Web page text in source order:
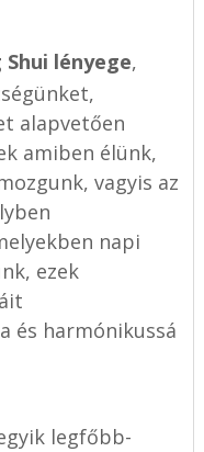
Shui lényege,
alapvetően
amiben élünk,
vagyis az
napi
ezek
és harmónikussá
legfőbb-